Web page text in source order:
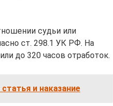
судьи или
ст. 298.1 УК РФ. На
до 320 часов отработок.
и наказание